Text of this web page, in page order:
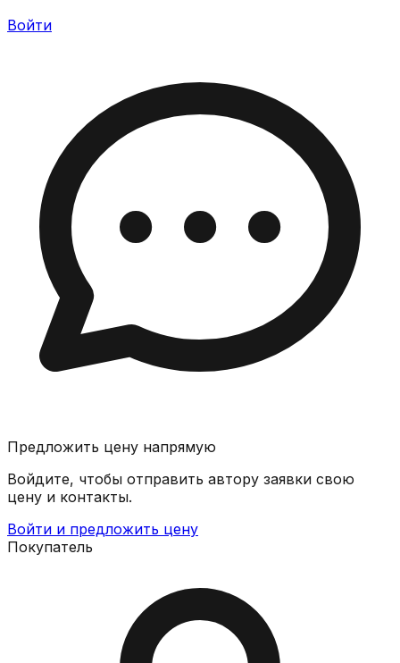
Войти
Предложить цену напрямую
Войдите, чтобы отправить автору заявки свою
цену и контакты.
Войти и предложить цену
Покупатель